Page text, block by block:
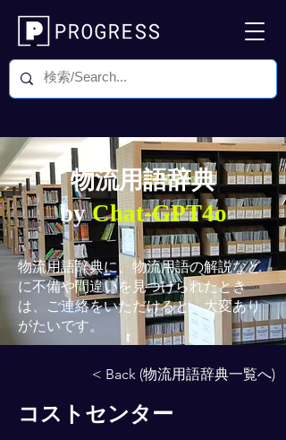
物流用語辞典
byChat-GPT4o
物流用語辞典に、物流用語の解説など
に不備や間違いを見つけられたとき
は、ご連絡をいただけると、大変あり
がたいです。
< Back (物流用語辞典一覧へ)
コストセンター